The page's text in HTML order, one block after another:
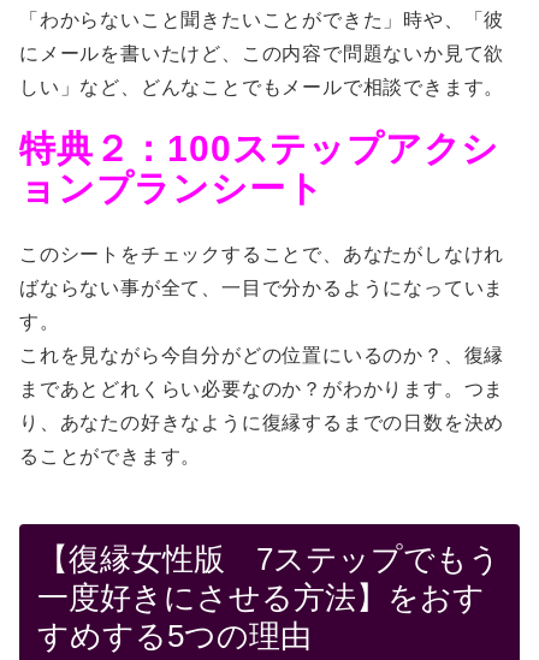
「わからないこと聞きたいことができた」時や、「彼
にメールを書いたけど、この内容で問題ないか見て欲
しい」など、どんなことでもメールで相談できます。
特典２：100ステップアクシ
ョンプランシート
このシートをチェックすることで、あなたがしなけれ
ばならない事が全て、一目で分かるようになっていま
す。
これを見ながら今自分がどの位置にいるのか？、復縁
まであとどれくらい必要なのか？がわかります。つま
り、あなたの好きなように復縁するまでの日数を決め
ることができます。
【復縁女性版 7ステップでもう
一度好きにさせる方法】をおす
すめする5つの理由